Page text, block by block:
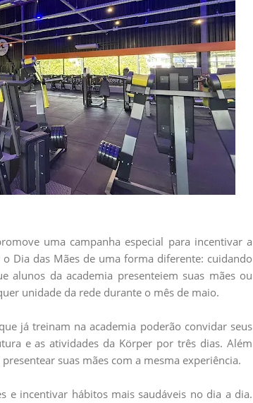
uma campanha especial para incentivar a
Dia das Mães de uma forma diferente: cuidando
alunos da academia presenteiem suas mães ou
unidade da rede durante o mês de maio.
já treinam na academia poderão convidar seus
e as atividades da Körper por três dias. Além
suas mães com a mesma experiência.
e incentivar hábitos mais saudáveis no dia a dia.